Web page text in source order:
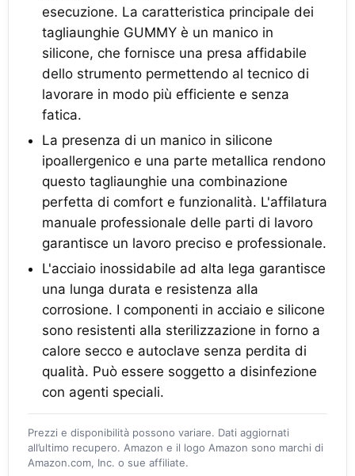
esecuzione. La caratteristica principale dei
tagliaunghie GUMMY è un manico in
silicone, che fornisce una presa affidabile
dello strumento permettendo al tecnico di
lavorare in modo più efficiente e senza
fatica.
La presenza di un manico in silicone
ipoallergenico e una parte metallica rendono
questo tagliaunghie una combinazione
perfetta di comfort e funzionalità. L'affilatura
manuale professionale delle parti di lavoro
garantisce un lavoro preciso e professionale.
L'acciaio inossidabile ad alta lega garantisce
una lunga durata e resistenza alla
corrosione. I componenti in acciaio e silicone
sono resistenti alla sterilizzazione in forno a
calore secco e autoclave senza perdita di
qualità. Può essere soggetto a disinfezione
con agenti speciali.
Prezzi e disponibilità possono variare. Dati aggiornati
all’ultimo recupero. Amazon e il logo Amazon sono marchi di
Amazon.com, Inc. o sue affiliate.